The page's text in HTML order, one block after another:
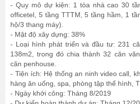
- Quy mô dự kiện: 1 tòa nhà cao 30
officetel, 5 tầng TTTM, 5 tầng hầm, 1
hộ/3 thang máy).
- Mật độ xây dựng: 38%
- Loại hình phát triển và đầu tư: 231
138m2, trong đó chia thành 32 căn
căn penhouse.
- Tiện ích: Hệ thống an ninh video call,
hàng ăn uống, spa, phòng tập thể hình,
- Ngày khởi công: Tháng 8/2019